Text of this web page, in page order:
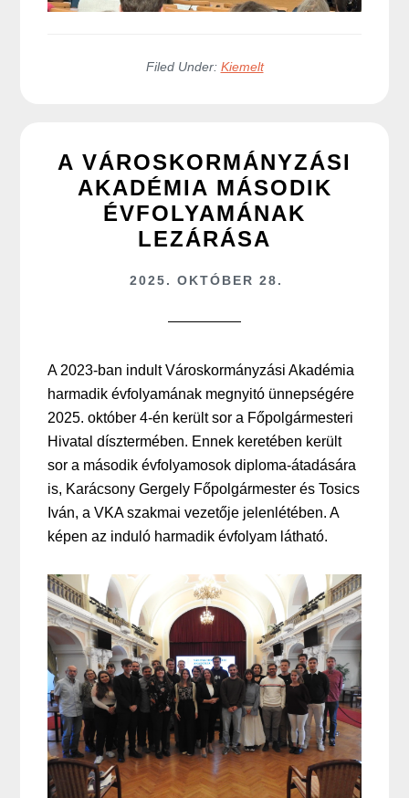
Filed Under: Kiemelt
A VÁROSKORMÁNYZÁSI
AKADÉMIA MÁSODIK
ÉVFOLYAMÁNAK
LEZÁRÁSA
2025. OKTÓBER 28.
A 2023-ban indult Városkormányzási Akadémia
harmadik évfolyamának megnyitó ünnepségére
2025. október 4-én került sor a Főpolgármesteri
Hivatal dísztermében. Ennek keretében került
sor a második évfolyamosok diploma-átadására
is, Karácsony Gergely Főpolgármester és Tosics
Iván, a VKA szakmai vezetője jelenlétében. A
képen az induló harmadik évfolyam látható.